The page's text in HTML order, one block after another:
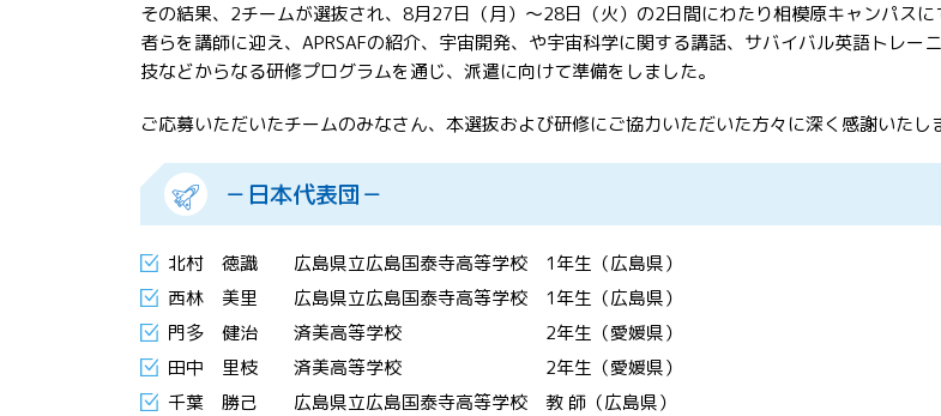
その結果、2チームが選抜され、8月27日（月）～28日（火）の2日間にわたり相模原キャンパス
者らを講師に迎え、APRSAFの紹介、宇宙開発、や宇宙科学に関する講話、サバイバル英語トレ
技などからなる研修プログラムを通じ、派遣に向けて準備をしました。
ご応募いただいたチームのみなさん、本選抜および研修にご協力いただいた方々に深く感謝いたし
－日本代表団－
北村 徳識 広島県立広島国泰寺高等学校 1年生（広島県）
西林 美里 広島県立広島国泰寺高等学校 1年生（広島県）
門多 健治 済美高等学校 2年生（愛媛県）
田中 里枝 済美高等学校 2年生（愛媛県）
千葉 勝己 広島県立広島国泰寺高等学校 教 師（広島県）